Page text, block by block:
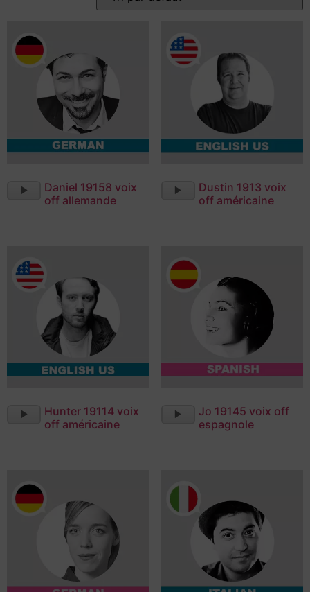
LecteurDaniel 19158 voix
off allemande
LecteurDustin 1913 voix
off américaine
LecteurHunter 19114 voix
off américaine
LecteurJo 19145 voix off
espagnole